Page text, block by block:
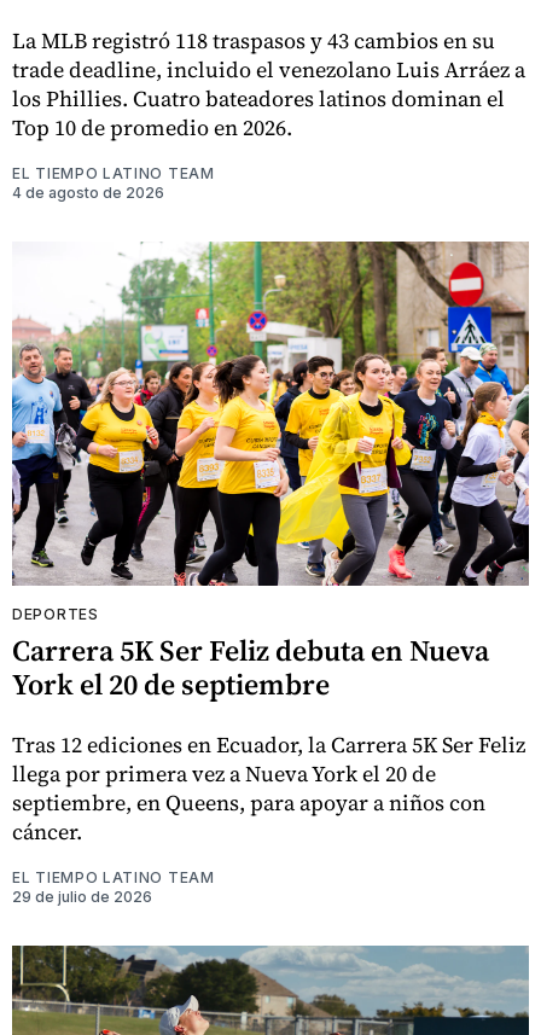
La MLB registró 118 traspasos y 43 cambios en su
trade deadline, incluido el venezolano Luis Arráez a
los Phillies. Cuatro bateadores latinos dominan el
Top 10 de promedio en 2026.
EL TIEMPO LATINO TEAM
4 de agosto de 2026
DEPORTES
Carrera 5K Ser Feliz debuta en Nueva
York el 20 de septiembre
Tras 12 ediciones en Ecuador, la Carrera 5K Ser Feliz
llega por primera vez a Nueva York el 20 de
septiembre, en Queens, para apoyar a niños con
cáncer.
EL TIEMPO LATINO TEAM
29 de julio de 2026